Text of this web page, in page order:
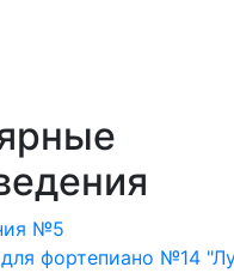
№5
фортепиано №14